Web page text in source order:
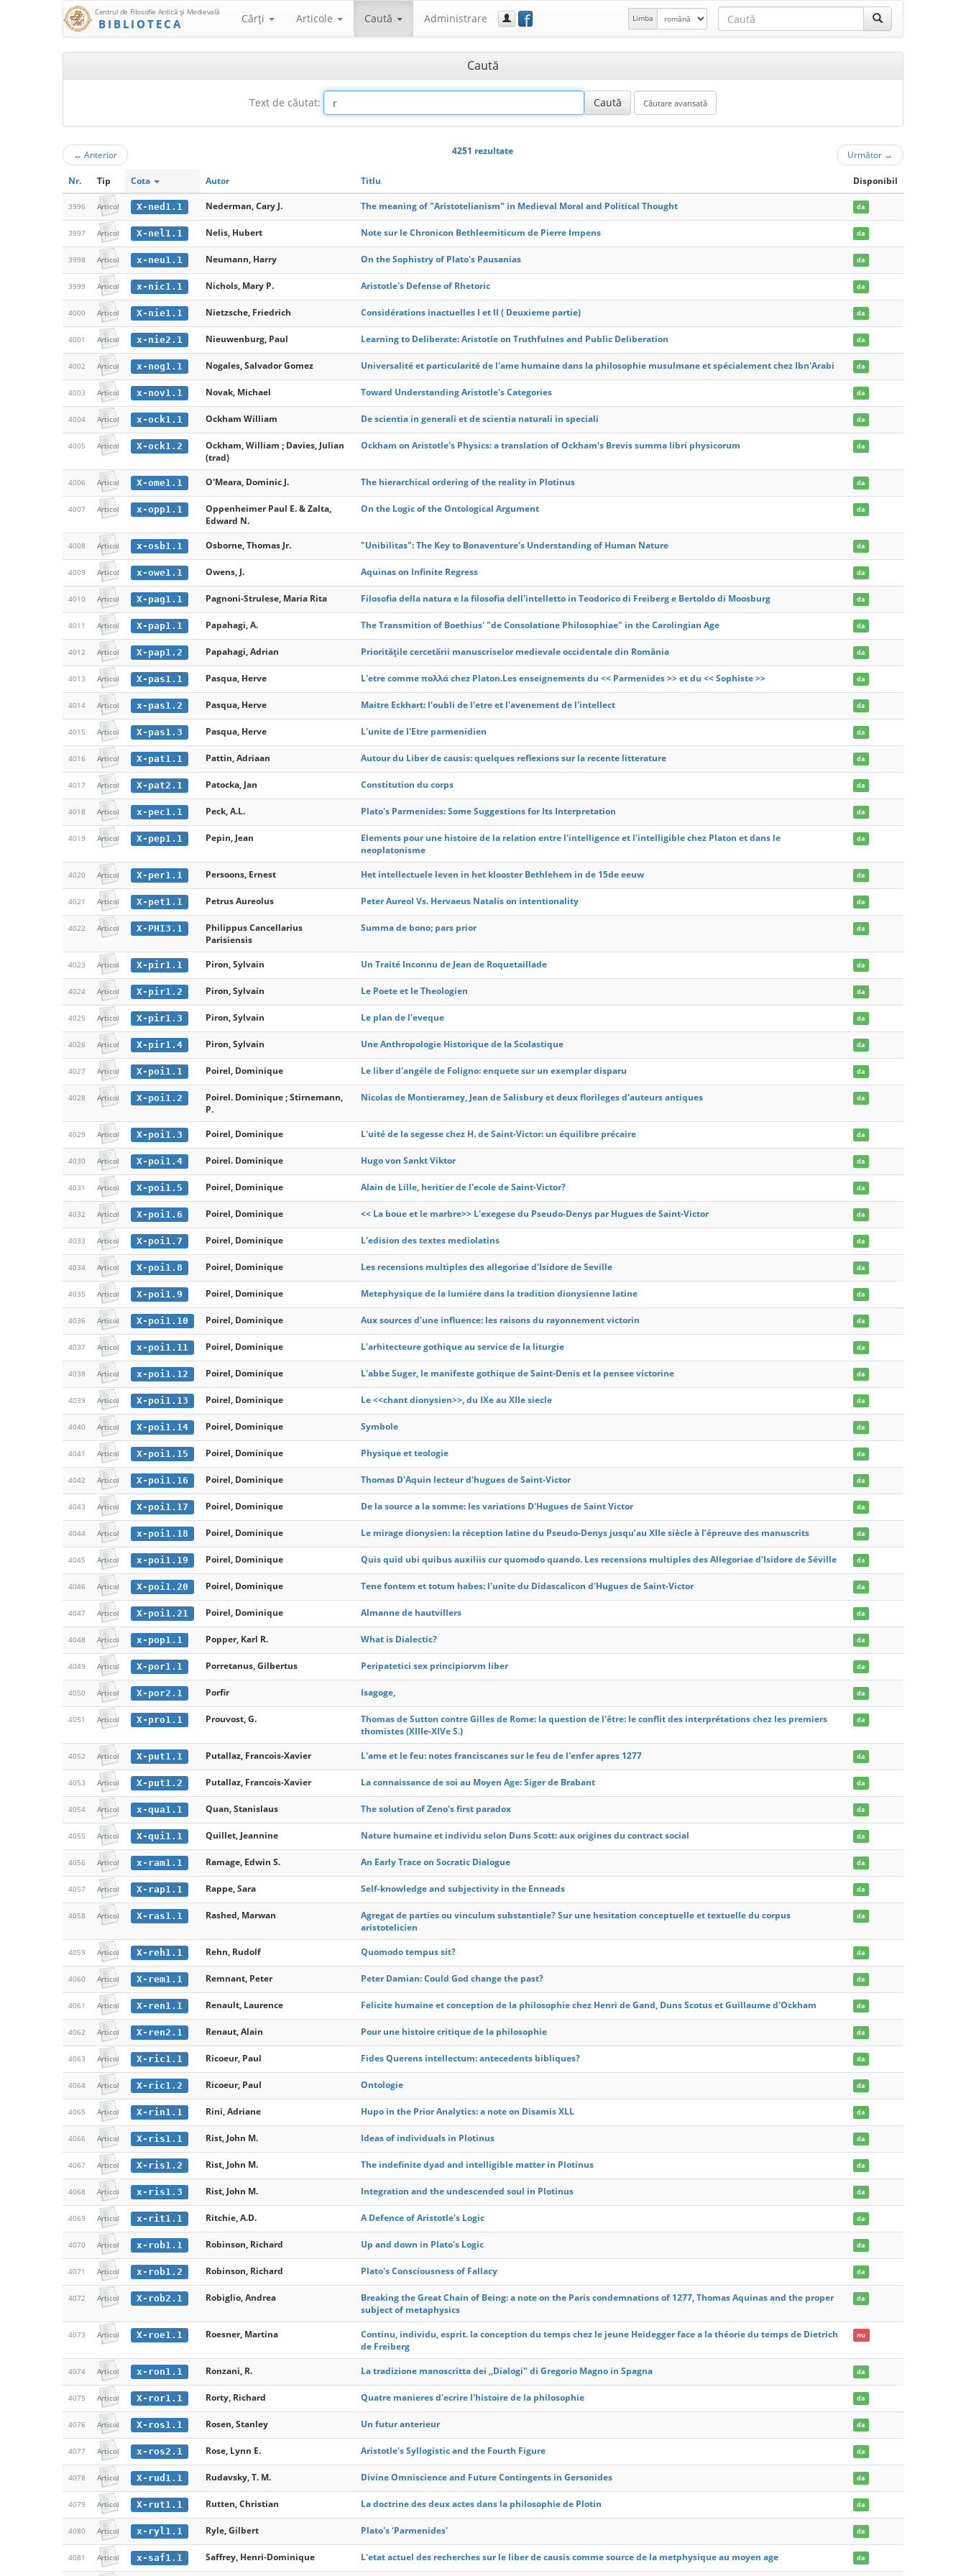
Centrul de Filosofie Antică şi Medievală
BIBLIOTECA Cărţi Articole Caută Administrare f Limba
Caută
Text de căutat:
← Anterior 4251 rezultate Următor →
Nr. Tip Cota Autor Titlu Disponibil
3996 Articol X-ned1.1 Nederman, Cary J. The meaning of "Aristotelianism" in Medieval Moral and Political Thought da
3997 Articol X-nel1.1 Nelis, Hubert Note sur le Chronicon Bethleemiticum de Pierre Impens da
3998 Articol x-neu1.1 Neumann, Harry On the Sophistry of Plato's Pausanias da
3999 Articol x-nic1.1 Nichols, Mary P. Aristotle's Defense of Rhetoric da
4000 Articol X-nie1.1 Nietzsche, Friedrich Considérations inactuelles I et II ( Deuxieme partie) da
4001 Articol x-nie2.1 Nieuwenburg, Paul Learning to Deliberate: Aristotle on Truthfulnes and Public Deliberation da
4002 Articol x-nog1.1 Nogales, Salvador Gomez Universalité et particularité de l'ame humaine dans la philosophie musulmane et spécialement chez Ibn'Arabi da
4003 Articol x-nov1.1 Novak, Michael Toward Understanding Aristotle's Categories da
4004 Articol x-ock1.1 Ockham William De scientia in generali et de scientia naturali in speciali da
4005 Articol X-ock1.2
Ockham, William ; Davies, Julian
(trad)
Ockham on Aristotle's Physics: a translation of Ockham's Brevis summa libri physicorum da
4006 Articol X-ome1.1 O'Meara, Dominic J. The hierarchical ordering of the reality in Plotinus da
4007 Articol x-opp1.1
Oppenheimer Paul E. & Zalta,
Edward N.
On the Logic of the Ontological Argument da
4008 Articol x-osb1.1 Osborne, Thomas Jr. "Unibilitas": The Key to Bonaventure's Understanding of Human Nature da
4009 Articol x-owe1.1 Owens, J. Aquinas on Infinite Regress da
4010 Articol X-pag1.1 Pagnoni-Strulese, Maria Rita Filosofia della natura e la filosofia dell'intelletto in Teodorico di Freiberg e Bertoldo di Moosburg da
4011 Articol X-pap1.1 Papahagi, A. The Transmition of Boethius' "de Consolatione Philosophiae" in the Carolingian Age da
4012 Articol X-pap1.2 Papahagi, Adrian Prioritățile cercetării manuscriselor medievale occidentale din România da
4013 Articol X-pas1.1 Pasqua, Herve L'etre comme πολλά chez Platon.Les enseignements du << Parmenides >> et du << Sophiste >> da
4014 Articol x-pas1.2 Pasqua, Herve Maitre Eckhart: l'oubli de l'etre et l'avenement de l'intellect da
4015 Articol X-pas1.3 Pasqua, Herve L'unite de l'Etre parmenidien da
4016 Articol X-pat1.1 Pattin, Adriaan Autour du Liber de causis: quelques reflexions sur la recente litterature da
4017 Articol X-pat2.1 Patocka, Jan Constitution du corps da
4018 Articol x-pec1.1 Peck, A.L. Plato's Parmenides: Some Suggestions for Its Interpretation da
4019 Articol X-pep1.1 Pepin, Jean
Elements pour une histoire de la relation entre l'intelligence et l'intelligible chez Platon et dans le
neoplatonisme
da
4020 Articol X-per1.1 Persoons, Ernest Het intellectuele leven in het klooster Bethlehem in de 15de eeuw da
4021 Articol X-pet1.1 Petrus Aureolus Peter Aureol Vs. Hervaeus Natalis on intentionality da
4022 Articol X-PHI3.1
Philippus Cancellarius
Parisiensis
Summa de bono; pars prior da
4023 Articol X-pir1.1 Piron, Sylvain Un Traité Inconnu de Jean de Roquetaillade da
4024 Articol X-pir1.2 Piron, Sylvain Le Poete et le Theologien da
4025 Articol X-pir1.3 Piron, Sylvain Le plan de l'eveque da
4026 Articol X-pir1.4 Piron, Sylvain Une Anthropologie Historique de la Scolastique da
4027 Articol X-poi1.1 Poirel, Dominique Le liber d'angéle de Foligno: enquete sur un exemplar disparu da
4028 Articol X-poi1.2
Poirel. Dominique ; Stirnemann,
P.
Nicolas de Montieramey, Jean de Salisbury et deux florileges d'auteurs antiques da
4029 Articol X-poi1.3 Poirel, Dominique L'uité de la segesse chez H. de Saint-Victor: un équilibre précaire da
4030 Articol X-poi1.4 Poirel. Dominique Hugo von Sankt Viktor da
4031 Articol X-poi1.5 Poirel, Dominique Alain de Lille, heritier de l'ecole de Saint-Victor? da
4032 Articol X-poi1.6 Poirel, Dominique << La boue et le marbre>> L'exegese du Pseudo-Denys par Hugues de Saint-Victor da
4033 Articol X-poi1.7 Poirel, Dominique L'edision des textes mediolatins da
4034 Articol X-poi1.8 Poirel, Dominique Les recensions multiples des allegoriae d'Isidore de Seville da
4035 Articol X-poi1.9 Poirel, Dominique Metephysique de la lumiére dans la tradition dionysienne latine da
4036 Articol X-poi1.10 Poirel, Dominique Aux sources d'une influence: les raisons du rayonnement victorin da
4037 Articol x-poi1.11 Poirel, Dominique L'arhitecteure gothique au service de la liturgie da
4038 Articol x-poi1.12 Poirel, Dominique L'abbe Suger, le manifeste gothique de Saint-Denis et la pensee victorine da
4039 Articol X-poi1.13 Poirel, Dominique Le <<chant dionysien>>, du IXe au XIIe siecle da
4040 Articol X-poi1.14 Poirel, Dominique Symbole da
4041 Articol X-poi1.15 Poirel, Dominique Physique et teologie da
4042 Articol X-poi1.16 Poirel, Dominique Thomas D'Aquin lecteur d'hugues de Saint-Victor da
4043 Articol X-poi1.17 Poirel, Dominique De la source a la somme: les variations D'Hugues de Saint Victor da
4044 Articol x-poi1.18 Poirel, Dominique Le mirage dionysien: la réception latine du Pseudo-Denys jusqu’au XIIe siècle à l’épreuve des manuscrits da
4045 Articol x-poi1.19 Poirel, Dominique Quis quid ubi quibus auxiliis cur quomodo quando. Les recensions multiples des Allegoriae d'Isidore de Séville da
4046 Articol X-poi1.20 Poirel, Dominique Tene fontem et totum habes: l'unite du Didascalicon d'Hugues de Saint-Victor da
4047 Articol X-poi1.21 Poirel, Dominique Almanne de hautvillers da
4048 Articol x-pop1.1 Popper, Karl R. What is Dialectic? da
4049 Articol X-por1.1 Porretanus, Gilbertus Peripatetici sex principiorvm liber da
4050 Articol X-por2.1 Porfir Isagoge, da
4051 Articol X-pro1.1 Prouvost, G.
Thomas de Sutton contre Gilles de Rome: la question de l'être: le conflit des interprétations chez les premiers
thomistes (XIIIe-XIVe S.)
da
4052 Articol X-put1.1 Putallaz, Francois-Xavier L'ame et le feu: notes franciscanes sur le feu de l'enfer apres 1277 da
4053 Articol X-put1.2 Putallaz, Francois-Xavier La connaissance de soi au Moyen Age: Siger de Brabant da
4054 Articol x-qua1.1 Quan, Stanislaus The solution of Zeno's first paradox da
4055 Articol X-qui1.1 Quillet, Jeannine Nature humaine et individu selon Duns Scott: aux origines du contract social da
4056 Articol x-ram1.1 Ramage, Edwin S. An Early Trace on Socratic Dialogue da
4057 Articol X-rap1.1 Rappe, Sara Self-knowledge and subjectivity in the Enneads da
4058 Articol X-ras1.1 Rashed, Marwan
Agregat de parties ou vinculum substantiale? Sur une hesitation conceptuelle et textuelle du corpus
aristotelicien
da
4059 Articol X-reh1.1 Rehn, Rudolf Quomodo tempus sit? da
4060 Articol X-rem1.1 Remnant, Peter Peter Damian: Could God change the past? da
4061 Articol X-ren1.1 Renault, Laurence Felicite humaine et conception de la philosophie chez Henri de Gand, Duns Scotus et Guillaume d'Ockham da
4062 Articol X-ren2.1 Renaut, Alain Pour une histoire critique de la philosophie da
4063 Articol X-ric1.1 Ricoeur, Paul Fides Querens intellectum: antecedents bibliques? da
4064 Articol X-ric1.2 Ricoeur, Paul Ontologie da
4065 Articol X-rin1.1 Rini, Adriane Hupo in the Prior Analytics: a note on Disamis XLL da
4066 Articol X-ris1.1 Rist, John M. Ideas of individuals in Plotinus da
4067 Articol X-ris1.2 Rist, John M. The indefinite dyad and intelligible matter in Plotinus da
4068 Articol x-ris1.3 Rist, John M. Integration and the undescended soul in Plotinus da
4069 Articol x-rit1.1 Ritchie, A.D. A Defence of Aristotle's Logic da
4070 Articol x-rob1.1 Robinson, Richard Up and down in Plato's Logic da
4071 Articol x-rob1.2 Robinson, Richard Plato's Consciousness of Fallacy da
4072 Articol X-rob2.1 Robiglio, Andrea
Breaking the Great Chain of Being: a note on the Paris condemnations of 1277, Thomas Aquinas and the proper
subject of metaphysics
da
4073 Articol X-roe1.1 Roesner, Martina
Continu, individu, esprit. la conception du temps chez le jeune Heidegger face a la théorie du temps de Dietrich
de Freiberg
nu
4074 Articol x-ron1.1 Ronzani, R. La tradizione manoscritta dei ,,Dialogi" di Gregorio Magno in Spagna da
4075 Articol X-ror1.1 Rorty, Richard Quatre manieres d'ecrire l'histoire de la philosophie da
4076 Articol X-ros1.1 Rosen, Stanley Un futur anterieur da
4077 Articol x-ros2.1 Rose, Lynn E. Aristotle's Syllogistic and the Fourth Figure da
4078 Articol X-rud1.1 Rudavsky, T. M. Divine Omniscience and Future Contingents in Gersonides da
4079 Articol X-rut1.1 Rutten, Christian La doctrine des deux actes dans la philosophie de Plotin da
4080 Articol x-ryl1.1 Ryle, Gilbert Plato's 'Parmenides' da
4081 Articol x-saf1.1 Saffrey, Henri-Dominique L'etat actuel des recherches sur le liber de causis comme source de la metphysique au moyen age da